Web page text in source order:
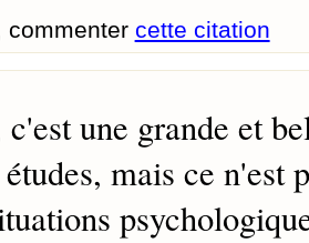
commenter cette citation
c'est une grande et
mais ce n'est